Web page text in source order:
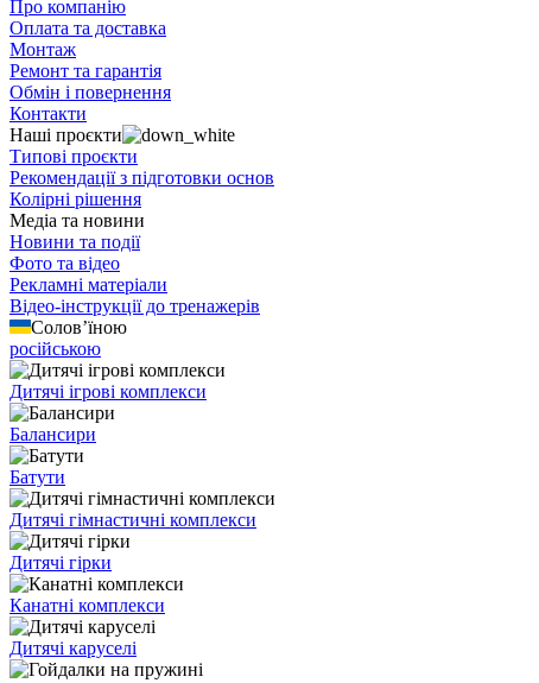
Про компанію
Оплата та доставка
Монтаж
Ремонт та гарантія
Обмін і повернення
Контакти
Наші проєкти
Типові проєкти
Рекомендації з підготовки основ
Колірні рішення
Медіа та новини
Новини та події
Фото та відео
Рекламні матеріали
Відео-інструкції до тренажерів
Солов’їною
російською
Дитячі ігрові комплекси
Балансири
Батути
Дитячі гімнастичні комплекси
Дитячі гірки
Канатні комплекси
Дитячі каруселі